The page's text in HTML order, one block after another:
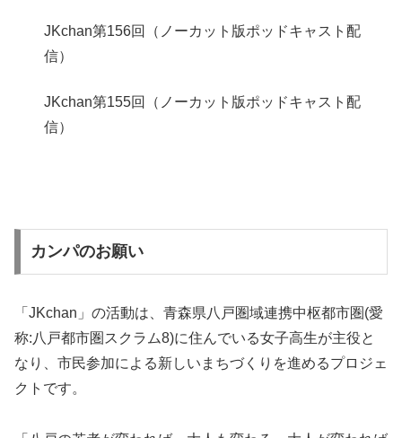
JKchan第156回（ノーカット版ポッドキャスト配
信）
JKchan第155回（ノーカット版ポッドキャスト配
信）
カンパのお願い
「JKchan」の活動は、青森県八戸圏域連携中枢都市圏(愛
称:八戸都市圏スクラム8)に住んでいる女子高生が主役と
なり、市民参加による新しいまちづくりを進めるプロジェ
クトです。